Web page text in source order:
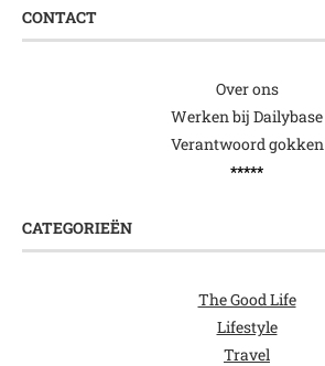
CONTACT
Over ons
Werken bij Dailybase
Verantwoord gokken
*****
CATEGORIEËN
The Good Life
Lifestyle
Travel